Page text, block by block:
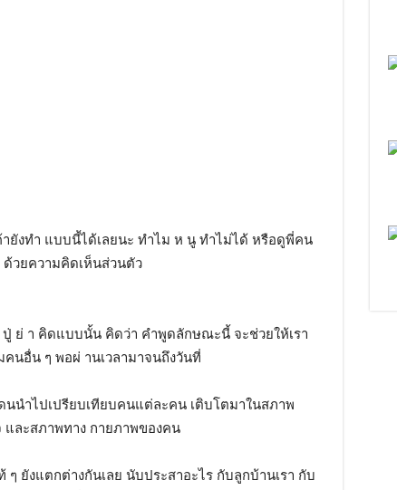
ยังทำ แบบนี้ได้เลยนะ ทำไม ห นู ทำไม่ได้ หรือดูพี่คน
วยความคิดเห็นส่วนตัว
ปู่ ย่ า คิดแบบนั้น คิดว่า คำพูดลักษณะนี้ จะช่วยให้เรา
นอื่น ๆ พอผ่ านเวลามาจนถึงวันที่
นำไปเปรียบเทียบคนแต่ละคน เติบโตมาในสภาพ
ละสภาพทาง กายภาพของคน
ยังแตกต่างกันเลย นับประสาอะไร กับลูกบ้านเรา กับ